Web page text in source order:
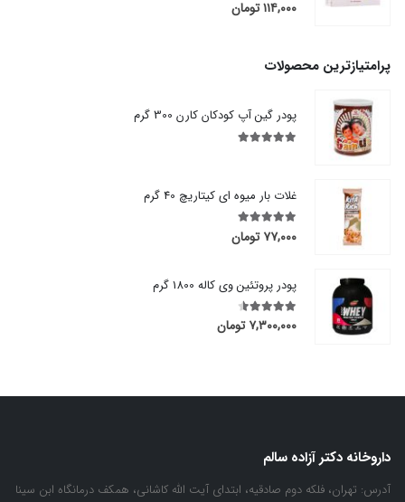
۱۱۴,۰۰۰تومان
پرامتیازترین محصولات
پودر گین آپ کودکان کارن 300 گرم
غلات بار میوه ای کیتاریچ 40 گرم
5.00
out of 5
۷۷,۰۰۰ تومان
پودر پروتئین وی کاله 1800 گرم
۷,۳۰۰,۰۰۰ تومان
داروخانه دکتر آزاده سالم
آدرس: تهران، فلکه دوم صادقیه، ابتدای آیت الله کاشانی، همکف درمانگاه ابن سینا